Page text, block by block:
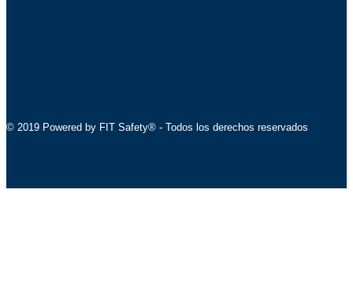
© 2019 Powered by FIT Safety® - Todos los derechos reservados